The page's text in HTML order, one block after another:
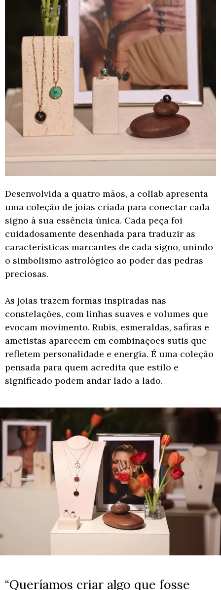
Desenvolvida a quatro mãos, a collab apresenta
uma coleção de joias criada para conectar cada
signo à sua essência única. Cada peça foi
cuidadosamente desenhada para traduzir as
características marcantes de cada signo, unindo
o simbolismo astrológico ao poder das pedras
preciosas.
As joias trazem formas inspiradas nas
constelações, com linhas suaves e volumes que
evocam movimento. Rubis, esmeraldas, safiras e
ametistas aparecem em combinações sutis que
refletem personalidade e energia. É uma coleção
pensada para quem acredita que estilo e
significado podem andar lado a lado.
“Queríamos criar algo que fosse